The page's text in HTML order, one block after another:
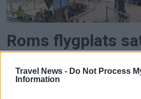
Travel News - Do Not Process
Information
Roms flygplats
redo för